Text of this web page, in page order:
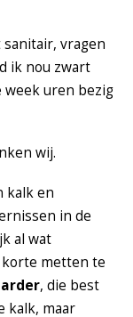
vragen
ik nou zwart
week uren bezig
wij.
kalk en
in de
al wat
metten te
, die best
kalk, maar